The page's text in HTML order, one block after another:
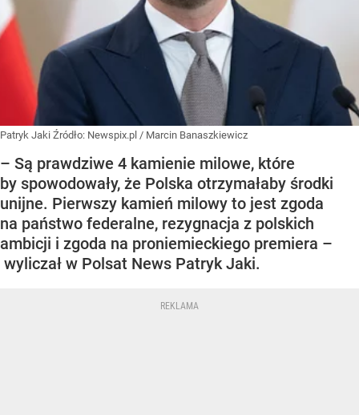
Patryk Jaki Źródło: Newspix.pl / Marcin Banaszkiewicz
– Są prawdziwe 4 kamienie milowe, które
by spowodowały, że Polska otrzymałaby środki
unijne. Pierwszy kamień milowy to jest zgoda
na państwo federalne, rezygnacja z polskich
ambicji i zgoda na proniemieckiego premiera –
wyliczał w Polsat News Patryk Jaki.